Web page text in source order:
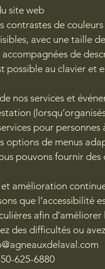
site web
contrastes de
avec une taille
accompagnées de
possible au clavier et
nos services et
pour
options de menus
pouvons fournir
amélioration
que l’accessibilité
afin d’améliorer
des difficultés ou
625-6880